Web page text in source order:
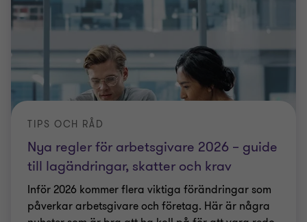
Nya regler för arbetsgivare 2026 – guide
till lagändringar, skatter och krav
TIPS OCH RÅD
Inför 2026 kommer flera viktiga förändringar som
påverkar arbetsgivare och företag. Här är några